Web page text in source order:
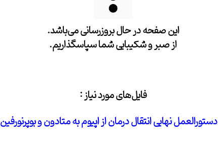
این صفحه در حال بروزرسانی می‌باشد.
از صبر و شکیبایی شما سپاسگذاریم.
فایل‌های مورد نیاز :
دستورالعمل نهایی انتقال درمان از اپیوم به متادون و بوپرنورفین